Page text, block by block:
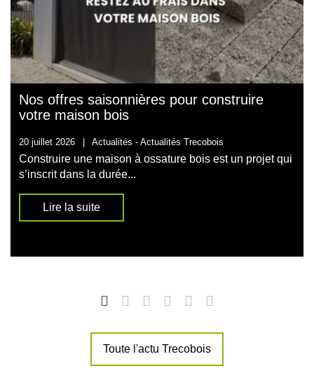
Nos offres saisonnières pour construire
votre maison bois
20 juillet 2026 | Actualités - Actualités Trecobois
Construire une maison à ossature bois est un projet qui
s’inscrit dans la durée...
Lire la suite
Toute l'actu Trecobois